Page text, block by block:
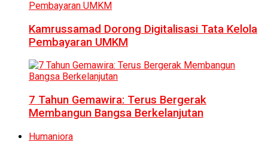
Kamrussamad Dorong Digitalisasi Tata Kelola
Pembayaran UMKM
7 Tahun Gemawira: Terus Bergerak
Membangun Bangsa Berkelanjutan
Humaniora